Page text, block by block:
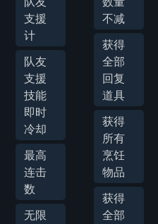
支援
计
队友
支援
技能
即时
冷却
最高
连击
数
无限
不减
获得
全部
回复
道具
获得
所有
烹饪
物品
获得
全部